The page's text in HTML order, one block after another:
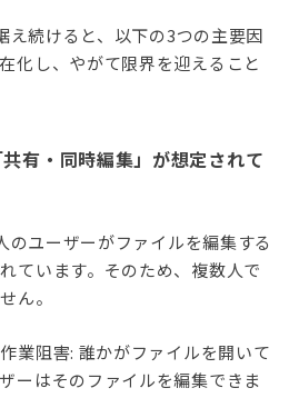
え続けると、以下の3つの主要因
化し、やがて限界を迎えること
有・同時編集」が想定されて
ユーザーがファイルを編集する
ています。そのため、複数人で
ん。
業阻害: 誰かがファイルを開いて
ーはそのファイルを編集できま